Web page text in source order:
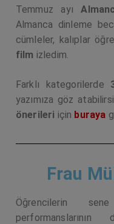
Temmuz ayı
Almanca dinleme
cümleler, kalıplar
film izledim.
Farklı kategorilerde
yazımıza göz
önerileri için buraya
Frau
Öğrencilerin